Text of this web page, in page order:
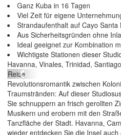
Ganz Kuba in 16 Tagen
Viel Zeit für eigene
Strandaufenthalt auf Cayo Santa
Aus Sicherheitsgründen ohne
Ideal geeignet zur Kombination
Wichtigste Stationen dieser
Havanna, Vinales, Trinidad,
Kuba – die
Previous
Revolutionsromantik zwischen
Traumstränden: Auf dieser
Sie schnuppern an frisch gerollten
Musikern und erobern mit den
Tanzfläche der Stadt. Havanna,
wieder entdecken Sie die Insel